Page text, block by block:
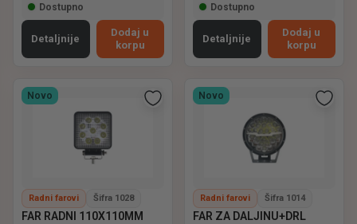
Dostupno
Detaljnije
Dodaj u
korpu
Dostupno
Detaljnije
Dodaj u
korpu
Novo
Radni farovi Šifra 1028
FAR RADNI 110X110MM
Novo
Radni farovi Šifra 1014
FAR ZA DALJINU+DRL